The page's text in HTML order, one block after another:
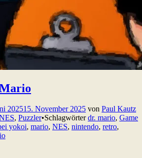
202515. November 2025 von Paul Kautz
, Puzzler•Schlagwörterdr. mario, Game
yokoi, mario, NES, nintendo, retro,